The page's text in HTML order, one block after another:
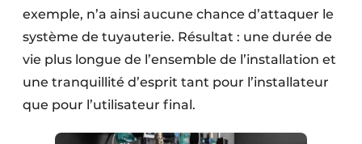
exemple, n’a ainsi aucune chance d’attaquer le
système de tuyauterie. Résultat : une durée de
vie plus longue de l’ensemble de l’installation et
une tranquillité d’esprit tant pour l’installateur
que pour l’utilisateur final.